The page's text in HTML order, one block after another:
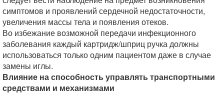
симптомов и проявлений сердечной недостаточности,
увеличения массы тела и появления отеков.
Во избежание возможной передачи инфекционного
заболевания каждый картридж/шприц ручка должны
использоваться только одним пациентом даже в случае
замены иглы.
Влияние на способность управлять транспортными
средствами и механизмами